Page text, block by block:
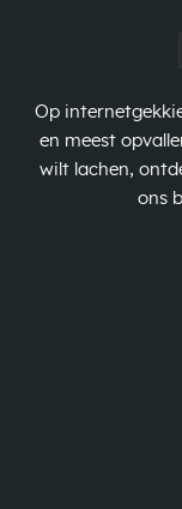
Op
en meest
wilt lachen,
ons